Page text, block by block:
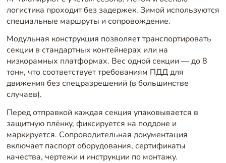
логистика проходит без задержек. Зимой используются
специальные маршруты и сопровождение.
Модульная конструкция позволяет транспортировать
секции в стандартных контейнерах или на
низкорамных платформах. Вес одной секции — до 8
тонн, что соответствует требованиям ПДД для
движения без спецразрешений (в большинстве
случаев).
Перед отправкой каждая секция упаковывается в
защитную плёнку, фиксируется на поддоне и
маркируется. Сопроводительная документация
включает паспорт оборудования, сертификаты
качества, чертежи и инструкции по монтажу.